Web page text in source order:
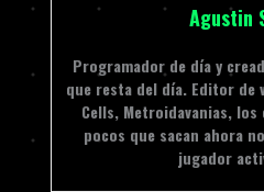
Agustin
Programador de día y
que resta del día. Editor de
Cells, Metroidavanias,
pocos que sacan ahora
jugador